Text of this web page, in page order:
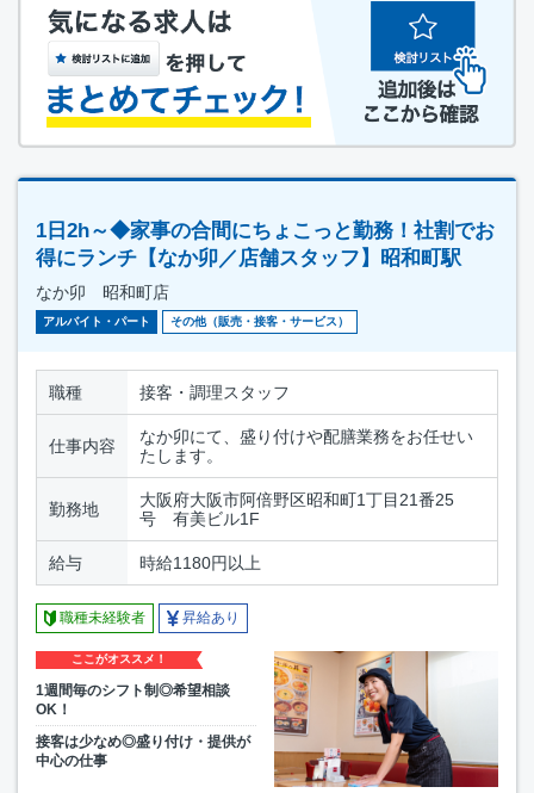
1日2h～◆家事の合間にちょこっと勤務！社割でお
得にランチ【なか卯／店舗スタッフ】昭和町駅
なか卯 昭和町店
アルバイト・パート その他（販売・接客・サービス）
職種 接客・調理スタッフ
仕事内容
なか卯にて、盛り付けや配膳業務をお任せい
たします。
勤務地
大阪府大阪市阿倍野区昭和町1丁目21番25
号 有美ビル1F
給与 時給1180円以上
職種未経験者 昇給あり
ここがオススメ！
1週間毎のシフト制◎希望相談
OK！
接客は少なめ◎盛り付け・提供が
中心の仕事